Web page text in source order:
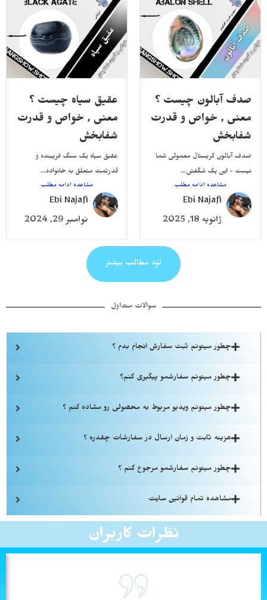
صدف آبالون چیست ؟
معنی , خواص و قدرت
شفابخش
صدف آبالون کریستال معمولی شما
نیست - این یک شگفتی...
مشاهده ادامه مطلب
Ebi Najafi
ژانویه 18, 2025
عقیق سیاه چیست ؟
معنی , خواص و قدرت
شفابخش
عقیق سیاه یک سنگ فریبنده و
قدرتمند متعلق به خانواده...
مشاهده ادامه مطلب
Ebi Najafi
نوامبر 29, 2024
لود مطالب بیشتر
سوالات متداول
چطور میتونم ثبت سفارش انجام بدم ؟
چطور میتونم سفارشمو پیگیری کنم؟
چطور میتونم ویدیو مربوط به محصولی رو مشاده کنم ؟
هزینه ثابت و زمان ارسال در سفارشات چقدره ؟
چطور میتونم سفارشمو مرجوع کنم ؟
مشاهده تمام قوانین سایت
نظرات کاربران